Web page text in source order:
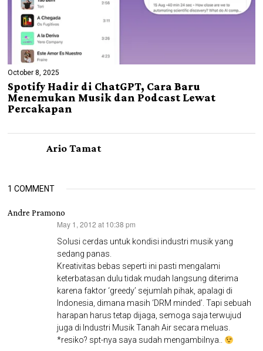
October 8, 2025
Spotify Hadir di ChatGPT, Cara Baru
Menemukan Musik dan Podcast Lewat
Percakapan
Ario Tamat
1 COMMENT
Andre Pramono
May 1, 2012 at 10:38 pm
Solusi cerdas untuk kondisi industri musik yang
sedang panas.
Kreativitas bebas seperti ini pasti mengalami
keterbatasan dulu tidak mudah langsung diterima
karena faktor ‘greedy’ sejumlah pihak, apalagi di
Indonesia, dimana masih ‘DRM minded’. Tapi sebuah
harapan harus tetap dijaga, semoga saja terwujud
juga di Industri Musik Tanah Air secara meluas.
*resiko? spt-nya saya sudah mengambilnya..